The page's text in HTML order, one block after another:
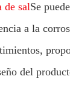
de salSe
a la
del